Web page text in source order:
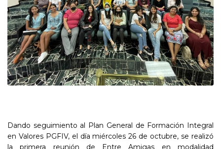
Dando seguimiento al Plan General de Formación Integral
en Valores PGFIV, el día miércoles 26 de octubre, se realizó
la primera reunión de Entre Amigas en modalidad